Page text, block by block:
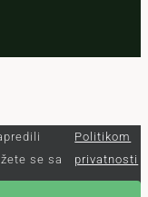
se sa
Politikom
privatnosti